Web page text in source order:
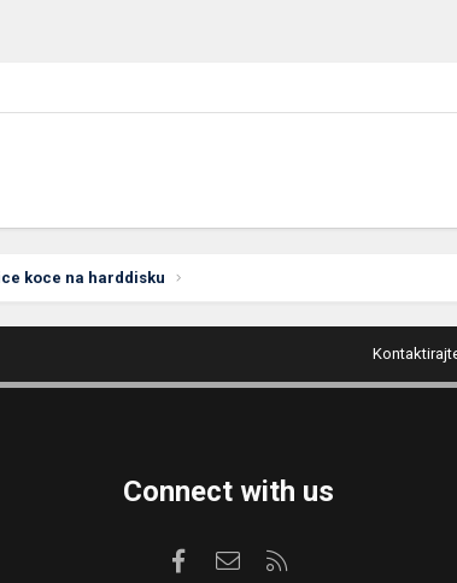
koce na harddisku
Connect with us
FacebookKontaktirajte nas